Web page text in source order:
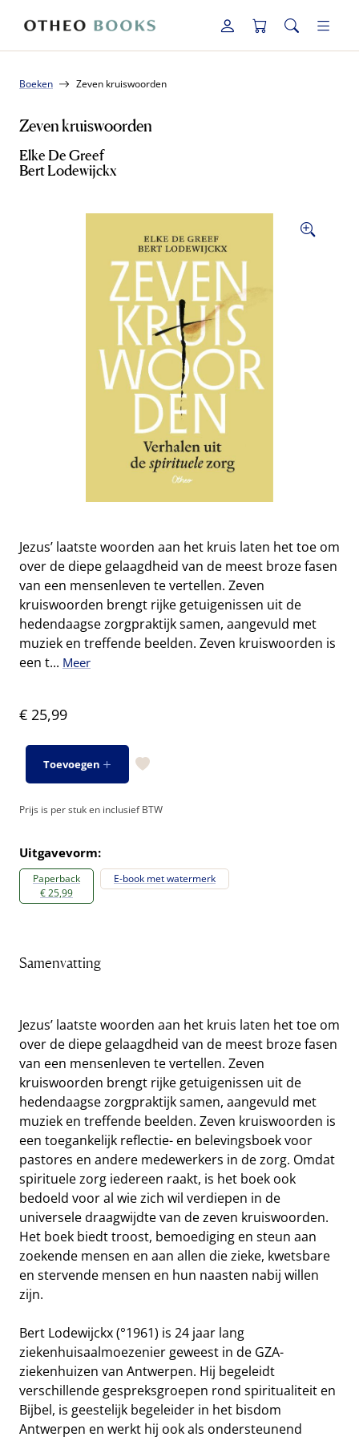
Boeken Zeven kruiswoorden
Zeven kruiswoorden
Elke De Greef
Bert Lodewijckx
Jezus’ laatste woorden aan het kruis laten het toe om
over de diepe gelaagdheid van de meest broze fasen
van een mensenleven te vertellen. Zeven
kruiswoorden brengt rijke getuigenissen uit de
hedendaagse zorgpraktijk samen, aangevuld met
muziek en treffende beelden. Zeven kruiswoorden is
een t... Meer
€ 25,99
Toevoegen
Prijs is per stuk en inclusief BTW
Uitgavevorm:
Paperback
€ 25,99
E-book met watermerk
Samenvatting
Jezus’ laatste woorden aan het kruis laten het toe om
over de diepe gelaagdheid van de meest broze fasen
van een mensenleven te vertellen. Zeven
kruiswoorden brengt rijke getuigenissen uit de
hedendaagse zorgpraktijk samen, aangevuld met
muziek en treffende beelden. Zeven kruiswoorden is
een toegankelijk reflectie- en belevingsboek voor
pastores en andere medewerkers in de zorg. Omdat
spirituele zorg iedereen raakt, is het boek ook
bedoeld voor al wie zich wil verdiepen in de
universele draagwijdte van de zeven kruiswoorden.
Het boek biedt troost, bemoediging en steun aan
zoekende mensen en aan allen die zieke, kwetsbare
en stervende mensen en hun naasten nabij willen
zijn.
Bert Lodewijckx (°1961) is 24 jaar lang
ziekenhuisaalmoezenier geweest in de GZA-
ziekenhuizen van Antwerpen. Hij begeleidt
verschillende gespreksgroepen rond spiritualiteit en
Bijbel, is geestelijk begeleider in het bisdom
Antwerpen en werkt hij ook als ondersteunend